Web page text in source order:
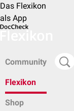
Das Flexikon
als App
Community
Flexikon
Shop